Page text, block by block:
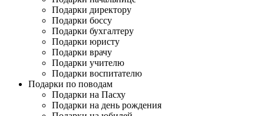
Подарки директору
Подарки боссу
Подарки бухгалтеру
Подарки юристу
Подарки врачу
Подарки учителю
Подарки воспитателю
Подарки по поводам
Подарки на Пасху
Подарки на день рождения